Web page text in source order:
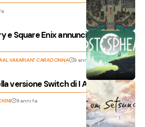
e Square Enix annunciano Lost
VAKARIAN" CARADONNA 9 anni fa
versione Switch di I Am Setsuna
9 anni fa